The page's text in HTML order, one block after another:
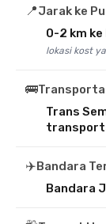
📍Jarak ke
0-2 km ke
lokasi kost
🚌
Trans
✈️Bandara
Bandara